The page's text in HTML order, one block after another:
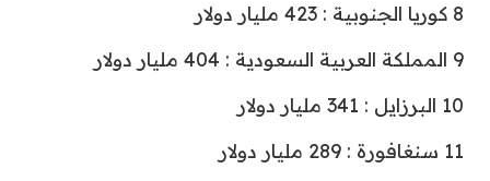
8 كوريا الجنوبية : 423 مليار دولار
9 المملكة العربية السعودية : 404 مليار دولار
10 البرزايل : 341 مليار دولار
11 سنغافورة : 289 مليار دولار